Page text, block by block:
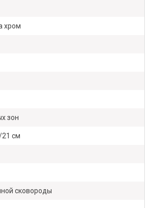
хром
зон
21 см
сковороды